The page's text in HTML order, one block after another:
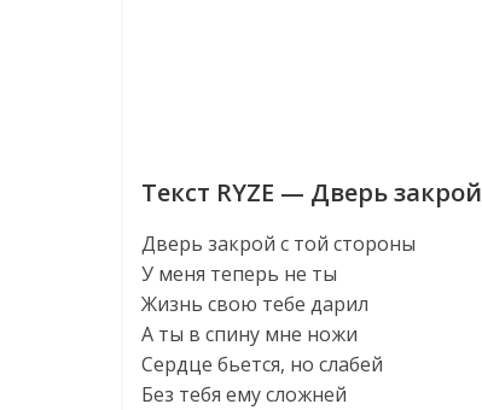
Текст RYZE — Дверь закрой
Дверь закрой с той стороны
У меня теперь не ты
Жизнь свою тебе дарил
А ты в спину мне ножи
Сердце бьется, но слабей
Без тебя ему сложней